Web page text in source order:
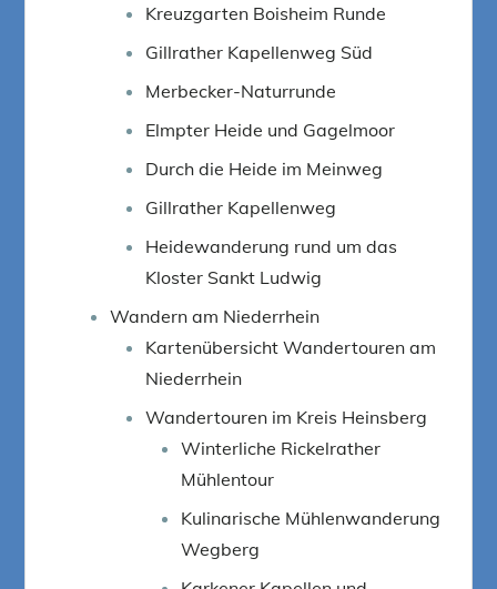
Kreuzgarten Boisheim Runde
Gillrather Kapellenweg Süd
Merbecker-Naturrunde
Elmpter Heide und Gagelmoor
Durch die Heide im Meinweg
Gillrather Kapellenweg
Heidewanderung rund um das
Kloster Sankt Ludwig
Wandern am Niederrhein
Kartenübersicht Wandertouren am
Niederrhein
Wandertouren im Kreis Heinsberg
Winterliche Rickelrather
Mühlentour
Kulinarische Mühlenwanderung
Wegberg